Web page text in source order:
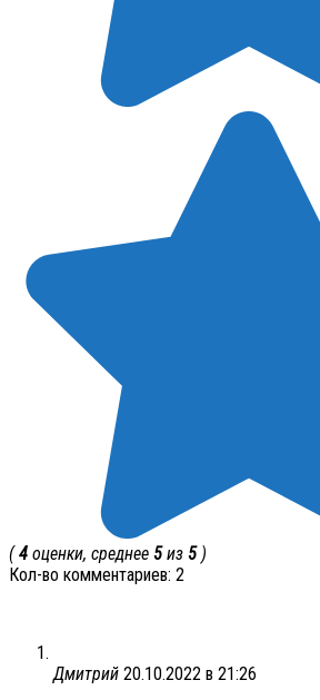
(4 оценки, среднее 5из 5)
Кол-во комментариев: 2
Дмитрий 20.10.2022 в 21:26